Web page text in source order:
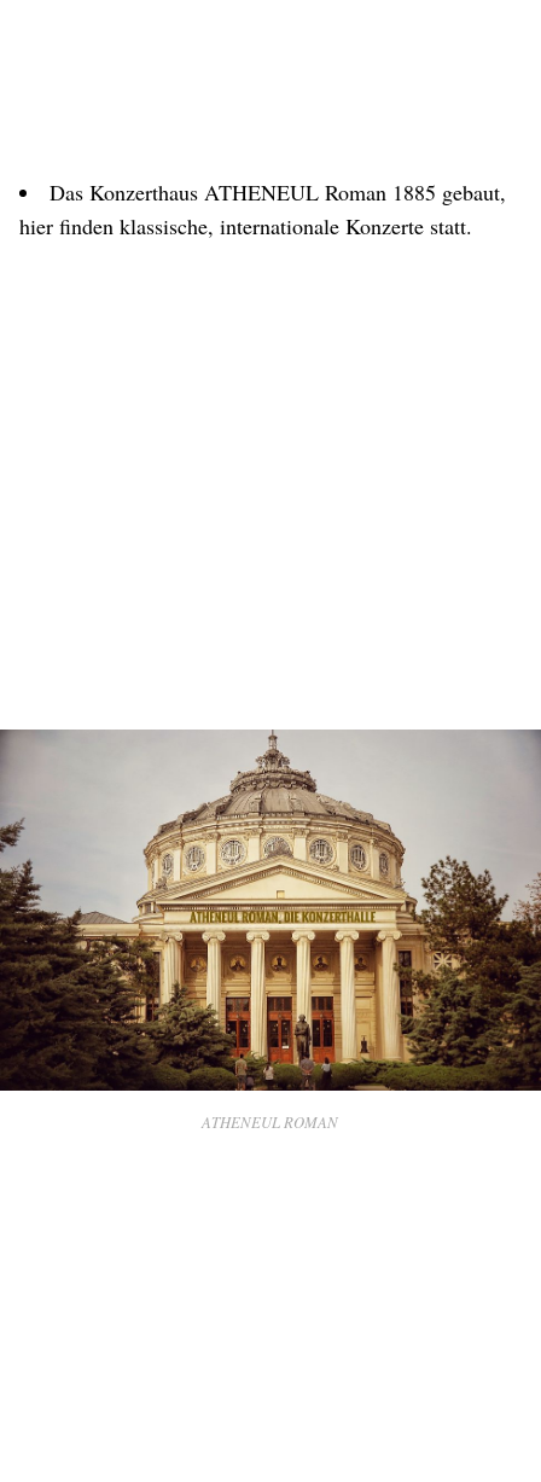
Das Konzerthaus ATHENEUL Roman 1885 gebaut,
hier finden klassische, internationale Konzerte statt.
ATHENEUL ROMAN